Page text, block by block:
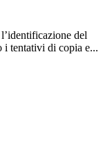
del
i tentativi di copia e...